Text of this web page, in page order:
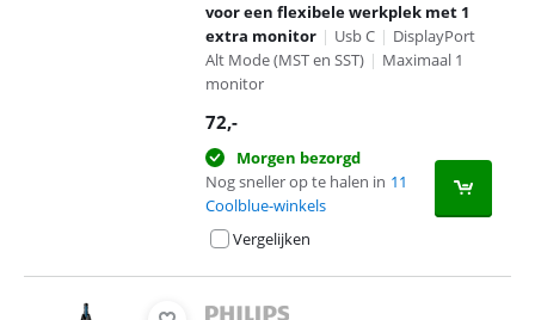
voor een flexibele werkplek met 1
extra monitor | Usb C | DisplayPort
Alt Mode (MST en SST) | Maximaal 1
monitor
72,-
Morgen bezorgd
Nog sneller op te halen in 11
Coolblue-winkels
Vergelijken